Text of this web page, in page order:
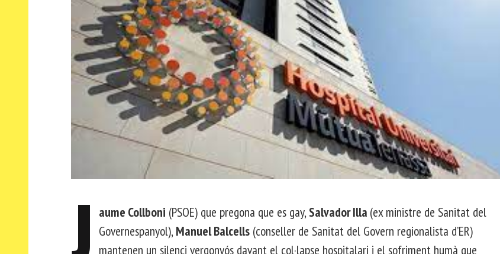
J aume Collboni (PSOE) que pregona que es gay,Salvador Illa (ex ministre de Sanitat del
Governespanyol),Manuel Balcells (conseller de Sanitat del Govern regionalista d’ER)
mantenen un silenci vergonyós davant el col·lapse hospitalari i el sofriment humà que